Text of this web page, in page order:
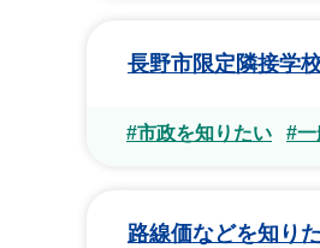
長野市限定隣接学
#市政を知りたい #一
路線価などを知り